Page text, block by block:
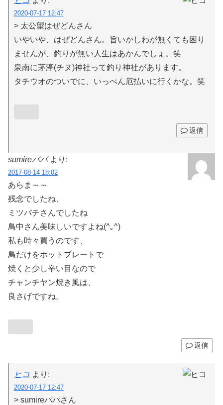
2020-07-17 12:47
> 太公望はぜどんさん
いやいや、はぜどんさん。旨いかしわが無くても困り
ませんが、釣りが無い人生はあかんでしょ。笑
泉南に茅渟(チヌ)神社って釣り神社があります。
タチウオのついでに、いっぺん厄払いに行くかな。笑
返信
sumireパパ より:
2017-08-14 18:02
あらま～～
残念でしたね、
ミツバチさんでしたね
鳥中さん美味しいですよね(^｡^)
私も時々買うのです、
鳥だけをホットプレートで
焼くと少し辛い目なので
チャンチヤン焼き風は、
良さげですね。
返信
ヒコ より:
2020-07-17 12:47
> sumireパパさん